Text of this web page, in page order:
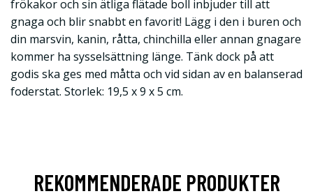
frökakor och sin ätliga flätade boll inbjuder till att
gnaga och blir snabbt en favorit! Lägg i den i buren och
din marsvin, kanin, råtta, chinchilla eller annan gnagare
kommer ha sysselsättning länge. Tänk dock på att
godis ska ges med måtta och vid sidan av en balanserad
foderstat. Storlek: 19,5 x 9 x 5 cm.
REKOMMENDERADE PRODUKTER